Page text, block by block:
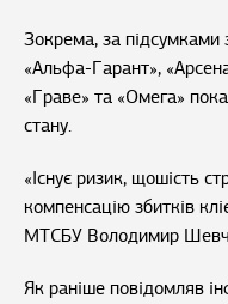
Зокрема, за підсумками
«Альфа-Гарант»,
«Граве» та «Омега»
стану.
«Існує ризик, щошість
компенсацію збитків
МТСБУ Володимир
Як раніше повідомляв